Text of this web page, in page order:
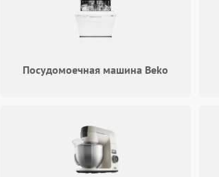
Посудомоечная машина Beko